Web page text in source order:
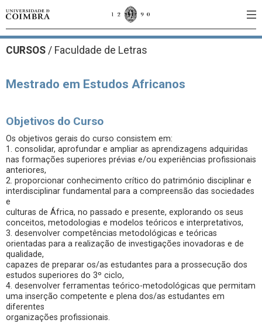
CURSOS / Faculdade de Letras
Mestrado em Estudos Africanos
Objetivos do Curso
Os objetivos gerais do curso consistem em:
1. consolidar, aprofundar e ampliar as aprendizagens adquiridas
nas formações superiores prévias e/ou experiências profissionais
anteriores,
2. proporcionar conhecimento crítico do património disciplinar e
interdisciplinar fundamental para a compreensão das sociedades
e
culturas de África, no passado e presente, explorando os seus
conceitos, metodologias e modelos teóricos e interpretativos,
3. desenvolver competências metodológicas e teóricas
orientadas para a realização de investigações inovadoras e de
qualidade,
capazes de preparar os/as estudantes para a prossecução dos
estudos superiores do 3º ciclo,
4. desenvolver ferramentas teórico-metodológicas que permitam
uma inserção competente e plena dos/as estudantes em
diferentes
organizações profissionais.